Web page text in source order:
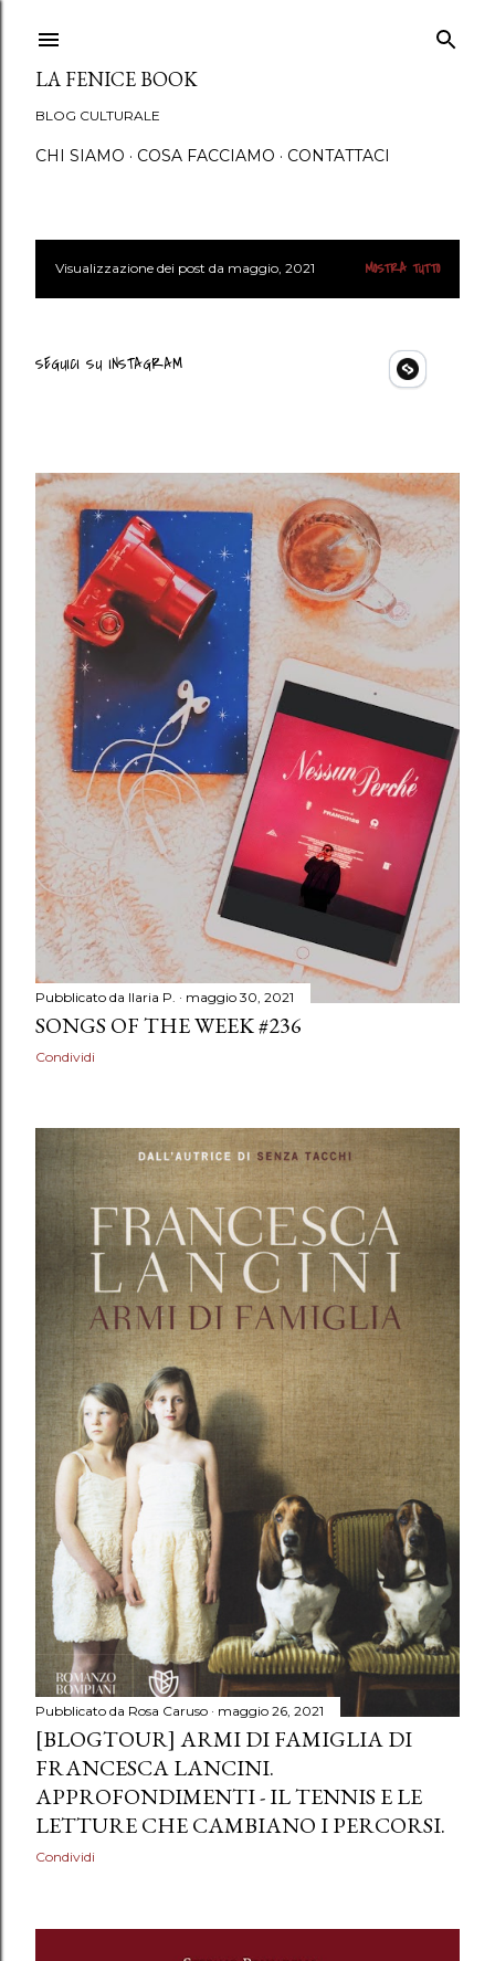
LA FENICE BOOK
BLOG CULTURALE
CHI SIAMO COSA FACCIAMO CONTATTACI
P
s
Visualizzazione dei post da maggio, 2021 MOSTRA TUTTO
SEGUICI SU INSTAGRAM
Pubblicato da Ilaria P. maggio 30, 2021
SONGS OF THE WEEK #236
Condividi
Pubblicato da Rosa Caruso maggio 26, 2021
[BLOGTOUR] ARMI DI FAMIGLIA DI
FRANCESCA LANCINI.
APPROFONDIMENTI - IL TENNIS E LE
LETTURE CHE CAMBIANO I PERCORSI.
Condividi